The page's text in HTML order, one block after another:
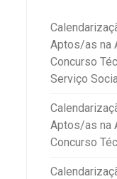
Aptos/as na
Concurso
Serviço
Aptos/as na
Concurso